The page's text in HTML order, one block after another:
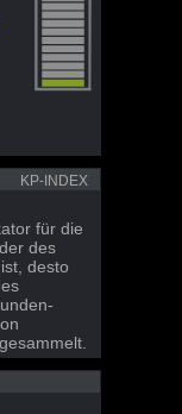
KP-INDEX
für die
des
desto